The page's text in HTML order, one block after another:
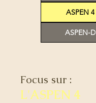
ASPEN 4
ASPEN-D
Focus sur :
L'ASPEN 4